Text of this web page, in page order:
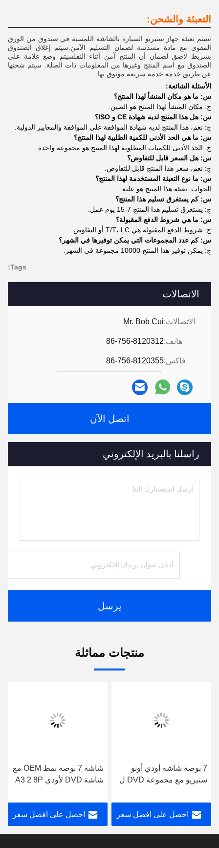
الاتصالات
الاتصالات:Mr. Bob Cui
هاتف:86-756-8120312
فاكس:86-756-8120355
اتصل الآن
راسلنا بالبريد الإلكتروني
يرسل
التعبئة والشحن:
سيتم تعبئة جهاز ستيريو السيارة بالشاشة اللمسية في صندوق من الورق
المقوى مع مادة مسدسة لضمان التسليم الآمن.سيتم إغلاق الصندوق
بشريط لاصق لضمان أن المنتج آمن أثناء النقلسيتم وضع علامة على
الصندوق مع اسم المنتج وغيرها من المعلومات ذات الصلة. سيتم شحنها
عن طريق خدمة خدمة سريعة موثوق بها.
الأسئلة الشائعة:
س: ما هو مكان المنشأ لهذا المنتج؟
ج: مكان المنشأ لهذا المنتج هو الصين.
س: هل هذا المنتج لديه شهادة CE و ISO؟
ج: نعم، هذا المنتج لديه شهادة الموافقة على الموافقة والمعايير الدولية.
س: ما هي الحد الأدنى للكمية الطلبية لهذا المنتج؟
ج: الحد الأدنى للكميات المطلوبة لهذا المنتج هو مجموعة واحدة.
س: هل السعر قابل للتفاوض؟
ج: نعم، سعر هذا المنتج قابل للتفاوض.
س: ما نوع التعبئة المستخدمة لهذا المنتج؟
الجواب: تعبئة هذا المنتج هو علبة.
س: كم يستغرق تسليم هذا المنتج؟
ج: يستغرق تسليم هذا المنتج 7-15 يوم عمل.
س: ما هي شروط الدفع المقبولة؟
ج: شروط الدفع المقبولة هي T/T، LC أو التفاوض.
س: كم عدد المجموعات التي يمكن توفيرها في الشهر؟
ج: يمكن توفير هذا المنتج 10000 مجموعة في الشهر.
Tags:
منتجات مماثلة
7 بوصة شاشة أودي أوتو
ستيريو مع مجموعة DVD ل
Sportback 2003-2012
أندرويد سيارة الوسائط
المتعددة ستيريو
احصل على افضل سعر
شاشة 7 بوصة نمط OEM مع
شاشة DVD لأودي A3 2 8P
سبورتباك 2003-2012
احصل على افضل سعر